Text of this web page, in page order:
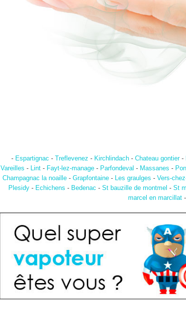
- Espartignac - Treflevenez - Kirchlindach- Chateau gontier-
Vareilles - Lint - Fayt-lez-manage - Parfondeval - Massanes -
Champagnac la noaille - Grapfontaine - Les graulges - Vers-
Plesidy- Echichens - Bedenac - St bauzille de montmel - St
marcel en marcillat -